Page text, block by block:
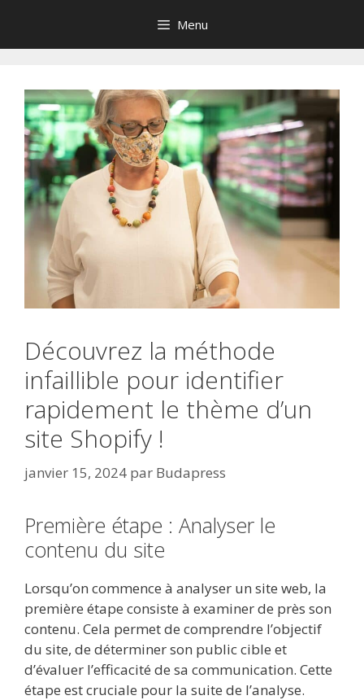
contenu
Menu
Découvrez la méthode
infaillible pour identifier
rapidement le thème d’un
site Shopify !
janvier 15, 2024 par Budapress
Première étape : Analyser le
contenu du site
Lorsqu’on commence à analyser un site web, la
première étape consiste à examiner de près son
contenu. Cela permet de comprendre l’objectif
du site, de déterminer son public cible et
d’évaluer l’efficacité de sa communication. Cette
étape est cruciale pour la suite de l’analyse.